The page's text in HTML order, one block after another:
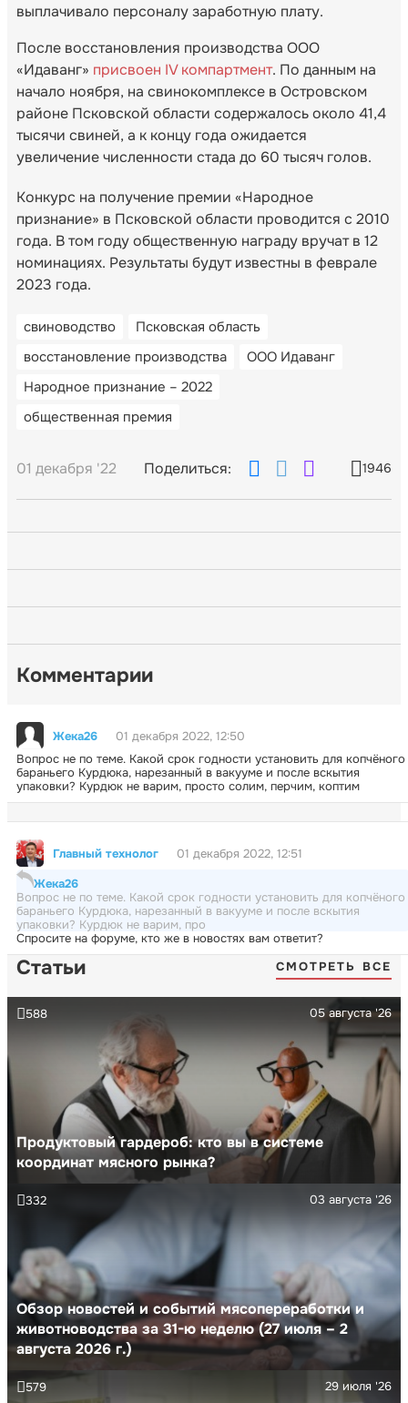
выплачивало персоналу заработную плату.
После восстановления производства ООО
«Идаванг» присвоен IV компартмент. По данным на
начало ноября, на свинокомплексе в Островском
районе Псковской области содержалось около 41,4
тысячи свиней, а к концу года ожидается
увеличение численности стада до 60 тысяч голов.
Конкурс на получение премии «Народное
признание» в Псковской области проводится с 2010
года. В том году общественную награду вручат в 12
номинациях. Результаты будут известны в феврале
2023 года.
свиноводство
Псковская область
восстановление производства
ООО Идаванг
Народное признание – 2022
общественная премия
01 декабря '22 Поделиться: 1946
Комментарии
Жека26
01 декабря 2022, 12:50
Вопрос не по теме. Какой срок годности установить для копчёного
бараньего Курдюка, нарезанный в вакууме и после вскытия
упаковки? Курдюк не варим, просто солим, перчим, коптим
Главный технолог
01 декабря 2022, 12:51
Жека26
Вопрос не по теме. Какой срок годности установить для копчёного
бараньего Курдюка, нарезанный в вакууме и после вскытия
упаковки? Курдюк не варим, про
Спросите на форуме, кто же в новостях вам ответит?
Статьи СМОТРЕТЬ ВСЕ
Продуктовый гардероб: кто вы в системе
координат мясного рынка?
05 августа '26
588
Обзор новостей и событий мясопереработки и
животноводства за 31-ю неделю (27 июля – 2
августа 2026 г.)
03 августа '26
332
29 июля '26
579